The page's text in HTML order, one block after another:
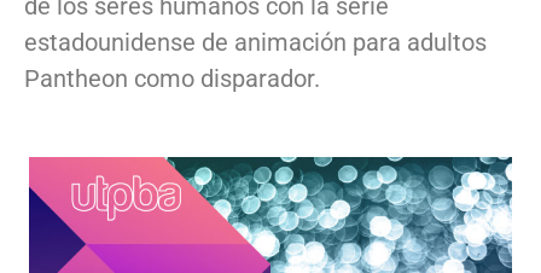
de los seres humanos con la serie
estadounidense de animación para adultos
Pantheon como disparador.